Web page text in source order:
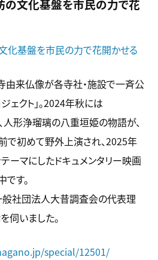
文化基盤を市民の力で花
由来仏像が各寺社・施設で一斉公
ェクト」。2024年秋には
人形浄瑠璃の八重垣姫の物語が、
で初めて野外上演され、2025年
ーマにしたドキュメンタリー映画
す。
般社団法人大昔調査会の代表理
伺いました。
special/12501/